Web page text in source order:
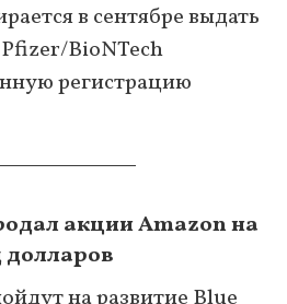
в сентябре выдать
BioNTech
регистрацию
акции Amazon на
долларов